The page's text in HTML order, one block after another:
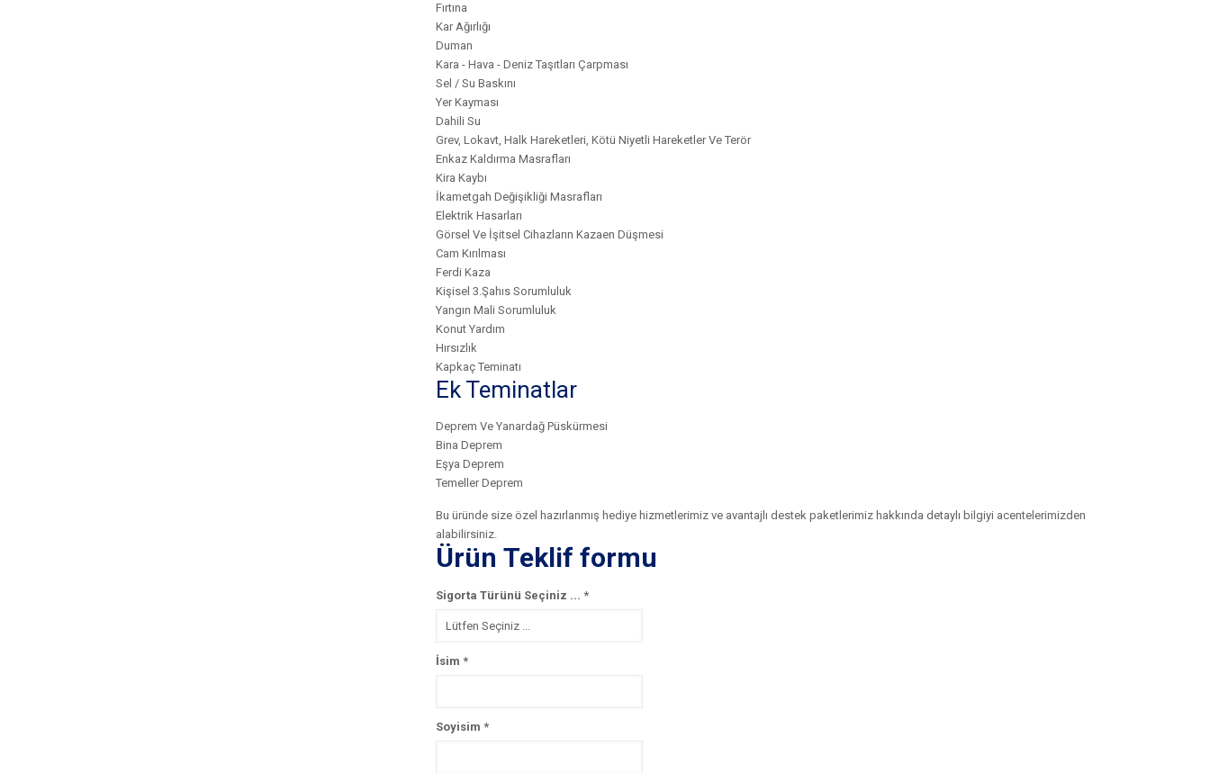
Fırtına
Kar Ağırlığı
Duman
Kara - Hava - Deniz Taşıtları Çarpması
Sel / Su Baskını
Yer Kayması
Dahili Su
Grev, Lokavt, Halk Hareketleri, Kötü Niyetli Hareketler Ve Terör
Enkaz Kaldırma Masrafları
Kira Kaybı
İkametgah Değişikliği Masrafları
Elektrik Hasarları
Görsel Ve İşitsel Cihazların Kazaen Düşmesi
Cam Kırılması
Ferdi Kaza
Kişisel 3.Şahıs Sorumluluk
Yangın Mali Sorumluluk
Konut Yardım
Hırsızlık
Kapkaç Teminatı
Ek Teminatlar
Deprem Ve Yanardağ Püskürmesi
Bina Deprem
Eşya Deprem
Temeller Deprem
Bu üründe size özel hazırlanmış hediye hizmetlerimiz ve avantajlı destek paketlerimiz hakkında detaylı bilgiyi acentelerimizden
alabilirsiniz.
Ürün Teklif formu
Sigorta Türünü Seçiniz ... *
İsim *
Soyisim *